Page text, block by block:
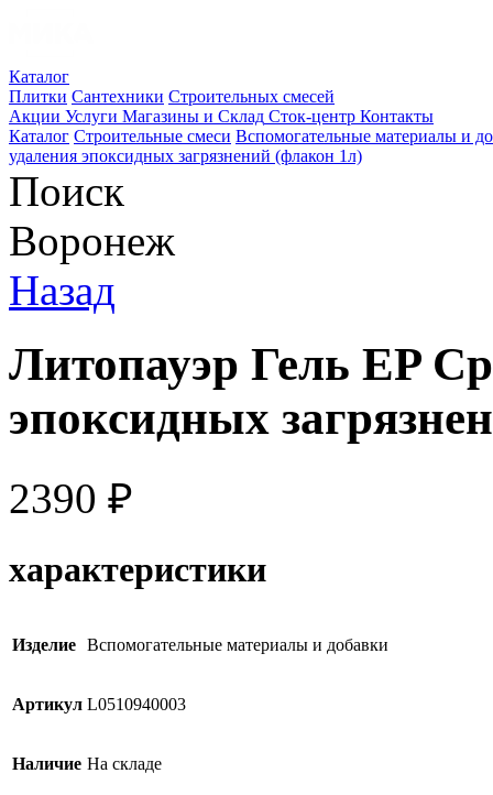
Каталог
Плитки Сантехники Строительных смесей
Акции Услуги Магазины и Склад Сток-центр Контакты
Каталог Строительные смеси Вспомогательные материалы и
удаления эпоксидных загрязнений (флакон 1л)
Поиск
Воронеж
Назад
Литопауэр Гель EP
эпоксидных
2390 ₽
характеристики
Изделие Вспомогательные материалы и добавки
Артикул L0510940003
Наличие На складе